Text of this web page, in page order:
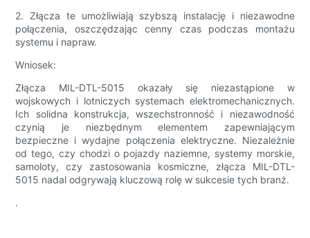
2. Złącza te umożliwiają szybszą instalację i niezawodne
połączenia, oszczędzając cenny czas podczas montażu
systemu i napraw.
Wniosek:
Złącza MIL-DTL-5015 okazały się niezastąpione w
wojskowych i lotniczych systemach elektromechanicznych.
Ich solidna konstrukcja, wszechstronność i niezawodność
czynią je niezbędnym elementem zapewniającym
bezpieczne i wydajne połączenia elektryczne. Niezależnie
od tego, czy chodzi o pojazdy naziemne, systemy morskie,
samoloty, czy zastosowania kosmiczne, złącza MIL-DTL-
5015 nadal odgrywają kluczową rolę w sukcesie tych branż.
.